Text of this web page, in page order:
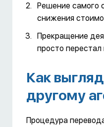
Решение самого
снижения
Прекращение
просто перестал
Как
другому
Процедура